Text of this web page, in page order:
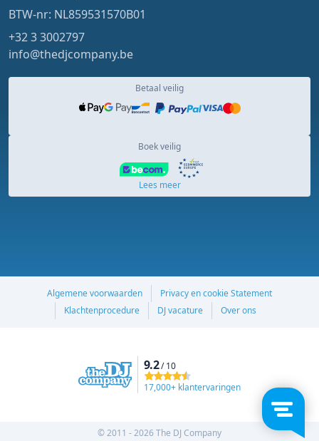
BTW-nr: NL859531570B01
+32 3 3002797
info@thedjcompany.be
Betaal veilig
Boek veilig
Lees meer
Algemene voorwaarden
Privacy en cookie Statement
Klachtenprocedure
DJ vacature Over ons
9.2/ 10
17,000+ klantervaringen
© 2011 - 2026 The DJ Company